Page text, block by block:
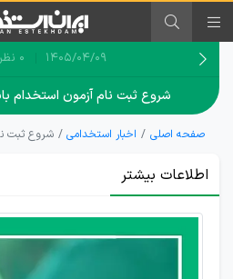
۱۴۰۵/۰۴/۰۹ 0 نظر
شروع ثبت نام آزمون استخدام
صفحه اصلی اخبار استخدامی شروع ثبت
اطلاعات بیشتر
ثبت نام